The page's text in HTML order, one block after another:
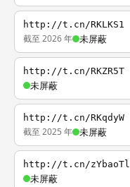
http://t.cn/RKLKS1
截至 2026 年 未屏蔽
http://t.cn/RKZR5T
未屏蔽
http://t.cn/RKqdyW
截至 2025 年 未屏蔽
http://t.cn/zYbaoTl
未屏蔽